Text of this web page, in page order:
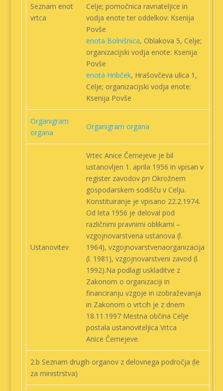
Seznam enot
vrtca
Celje; pomočnica ravnateljice in
vodja enote ter oddelkov: Ksenija
Povše
enota Bolnišnica, Oblakova 5, Celje;
organizacijski vodja enote: Ksenija
Povše
enota Hribček, Hrašovčeva ulica 1,
Celje; organizacijski vodja enote:
Ksenija Povše
Organigram
organa
Organigram organa
Ustanovitev
Vrtec Anice Černejeve je bil
ustanovljen 1. aprila 1956 in vpisan v
register zavodov pri Okrožnem
gospodarskem sodišču v Celju.
Konstituiranje je vpisano 22.2.1974.
Od leta 1956 je deloval pod
različnimi pravnimi oblikami –
vzgojnovarstvena ustanova (l.
1964), vzgojnovarstvenaorganizacija
(l. 1981), vzgojnovarstveni zavod (l.
1992).Na podlagi uskladitve z
Zakonom o organizaciji in
financiranju vzgoje in izobraževanja
in Zakonom o vrtcih je z dnem
18.11.1997 Mestna občina Celje
postala ustanoviteljica Vrtca
Anice Černejeve.
2.b Seznam drugih organov z delovnega področja (le
za ministrstva)